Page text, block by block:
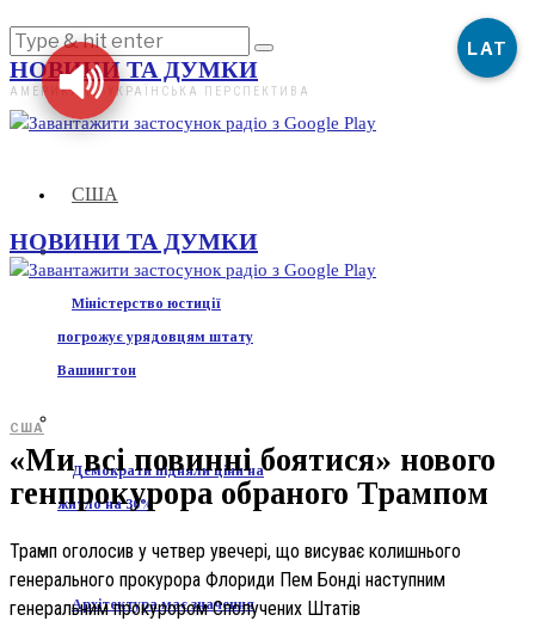
НОВИНИ ТА ДУМКИ
АМЕРИКАНО-УКРАЇНСЬКА ПЕРСПЕКТИВА
США
Міністерство юстиції
погрожує урядовцям штату
Вашингтон
Демократи підняли ціни на
житло на 30%
Архітектура має значення
НОВИНИ ТА ДУМКИ
США
«Ми всі повинні боятися» нового
генпрокурора обраного Трампом
Трамп оголосив у четвер увечері, що висуває колишнього
генерального прокурора Флориди Пем Бонді наступним
генеральним прокурором Сполучених Штатів
LAT